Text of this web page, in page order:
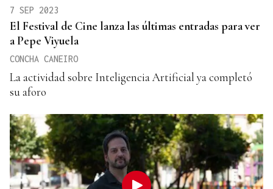
7 SEP 2023
El Festival de Cine lanza las últimas entradas para ver
a Pepe Viyuela
CONCHA CANEIRO
La actividad sobre Inteligencia Artificial ya completó
su aforo